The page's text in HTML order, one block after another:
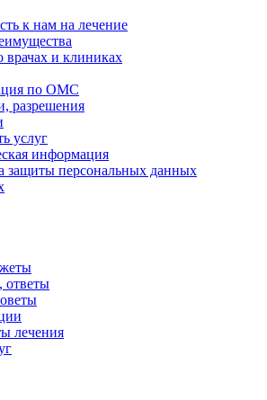
к нам на лечение
и клиниках
по ОМС
разрешения
услуг
информация
защиты персональных данных
ответы
лечения